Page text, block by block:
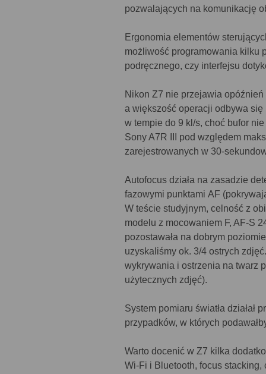
pozwalających na komunikację
Ergonomia elementów
możliwość programowania kilku
podręcznego, czy interfejsu
Nikon Z7 nie przejawia
a większość operacji odbywa
w tempie do 9 kl/s, choć bufor
Sony A7R III pod względem
zarejestrowanych w 30-
Autofocus działa na zasadzie
fazowymi punktami AF
W teście studyjnym, celność z
modelu z mocowaniem F, AF-S
pozostawała na dobrym
uzyskaliśmy ok. 3/4 ostrych
wykrywania i ostrzenia na twarz
użytecznych zdjęć).
System pomiaru światła działał
przypadków, w których
Warto docenić w Z7 kilka
Wi-Fi i Bluetooth, focus